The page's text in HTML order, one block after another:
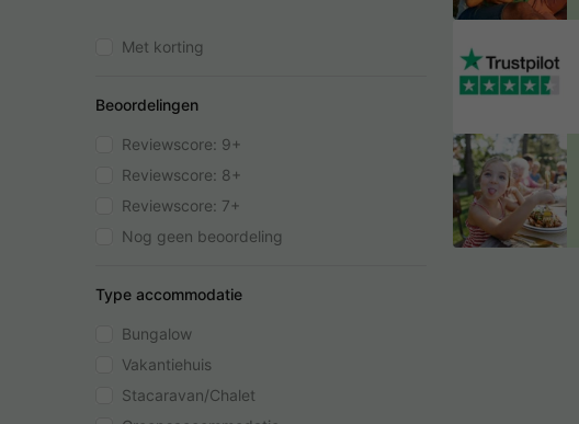
Met korting
Beoordelingen
Reviewscore: 9+
Reviewscore: 8+
Reviewscore: 7+
Nog geen beoordeling
Type accommodatie
Bungalow
Vakantiehuis
Stacaravan/Chalet